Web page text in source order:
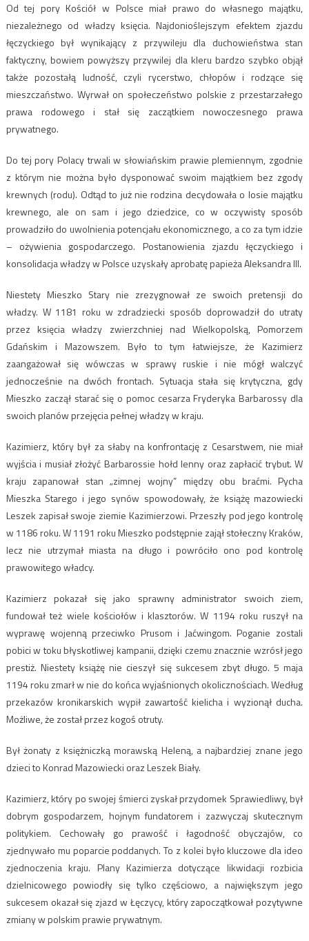
Od tej pory Kościół w Polsce miał prawo do własnego majątku,
niezależnego od władzy księcia. Najdonioślejszym efektem zjazdu
łęczyckiego był wynikający z przywileju dla duchowieństwa stan
faktyczny, bowiem powyższy przywilej dla kleru bardzo szybko objął
także pozostałą ludność, czyli rycerstwo, chłopów i rodzące się
mieszczaństwo. Wyrwał on społeczeństwo polskie z przestarzałego
prawa rodowego i stał się zaczątkiem nowoczesnego prawa
prywatnego.
Do tej pory Polacy trwali w słowiańskim prawie plemiennym, zgodnie
z którym nie można było dysponować swoim majątkiem bez zgody
krewnych (rodu). Odtąd to już nie rodzina decydowała o losie majątku
krewnego, ale on sam i jego dziedzice, co w oczywisty sposób
prowadziło do uwolnienia potencjału ekonomicznego, a co za tym idzie
– ożywienia gospodarczego. Postanowienia zjazdu łęczyckiego i
konsolidacja władzy w Polsce uzyskały aprobatę papieża Aleksandra III.
Niestety Mieszko Stary nie zrezygnował ze swoich pretensji do
władzy. W 1181 roku w zdradziecki sposób doprowadził do utraty
przez księcia władzy zwierzchniej nad Wielkopolską, Pomorzem
Gdańskim i Mazowszem. Było to tym łatwiejsze, że Kazimierz
zaangażował się wówczas w sprawy ruskie i nie mógł walczyć
jednocześnie na dwóch frontach. Sytuacja stała się krytyczna, gdy
Mieszko zaczął starać się o pomoc cesarza Fryderyka Barbarossy dla
swoich planów przejęcia pełnej władzy w kraju.
Kazimierz, który był za słaby na konfrontację z Cesarstwem, nie miał
wyjścia i musiał złożyć Barbarossie hołd lenny oraz zapłacić trybut. W
kraju zapanował stan „zimnej wojny” między obu braćmi. Pycha
Mieszka Starego i jego synów spowodowały, że książę mazowiecki
Leszek zapisał swoje ziemie Kazimierzowi. Przeszły pod jego kontrolę
w 1186 roku. W 1191 roku Mieszko podstępnie zajął stołeczny Kraków,
lecz nie utrzymał miasta na długo i powróciło ono pod kontrolę
prawowitego władcy.
Kazimierz pokazał się jako sprawny administrator swoich ziem,
fundował też wiele kościołów i klasztorów. W 1194 roku ruszył na
wyprawę wojenną przeciwko Prusom i Jaćwingom. Poganie zostali
pobici w toku błyskotliwej kampanii, dzięki czemu znacznie wzrósł jego
prestiż. Niestety książę nie cieszył się sukcesem zbyt długo. 5 maja
1194 roku zmarł w nie do końca wyjaśnionych okolicznościach. Według
przekazów kronikarskich wypił zawartość kielicha i wyzionął ducha.
Możliwe, że został przez kogoś otruty.
Był żonaty z księżniczką morawską Heleną, a najbardziej znane jego
dzieci to Konrad Mazowiecki oraz Leszek Biały.
Kazimierz, który po swojej śmierci zyskał przydomek Sprawiedliwy, był
dobrym gospodarzem, hojnym fundatorem i zazwyczaj skutecznym
politykiem. Cechowały go prawość i łagodność obyczajów, co
zjednywało mu poparcie poddanych. To z kolei było kluczowe dla ideo
zjednoczenia kraju. Plany Kazimierza dotyczące likwidacji rozbicia
dzielnicowego powiodły się tylko częściowo, a największym jego
sukcesem okazał się zjazd w Łęczycy, który zapoczątkował pozytywne
zmiany w polskim prawie prywatnym.